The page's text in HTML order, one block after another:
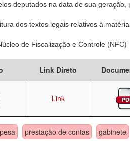
deputados na data de sua
dos textos legais relativos à matéria:
de Fiscalização e Controle (NFC)
Link Direto
Link
prestação de contas gabinete